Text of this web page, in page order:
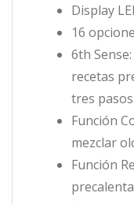
Display
16
6th
recetas
tres
Función
mezclar
Función